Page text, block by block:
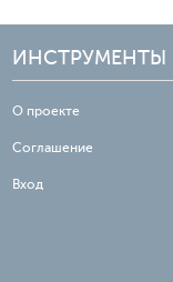
ИНСТРУМЕНТЫ
О проекте
Соглашение
Вход